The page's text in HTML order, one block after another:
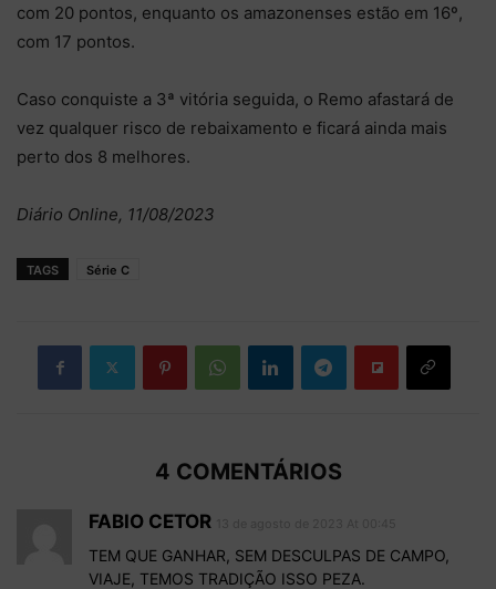
com 20 pontos, enquanto os amazonenses estão em 16º,
com 17 pontos.
Caso conquiste a 3ª vitória seguida, o Remo afastará de
vez qualquer risco de rebaixamento e ficará ainda mais
perto dos 8 melhores.
Diário Online, 11/08/2023
TAGS Série C
4 COMENTÁRIOS
FABIO CETOR
TEM QUE GANHAR, SEM DESCULPAS DE CAMPO,
VIAJE, TEMOS TRADIÇÃO ISSO PEZA.